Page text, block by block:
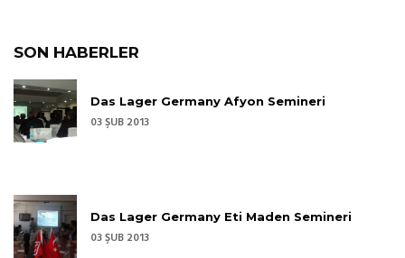
SON HABERLER
Das Lager Germany Afyon Semineri
03 ŞUB 2013
Das Lager Germany Eti Maden Semineri
03 ŞUB 2013